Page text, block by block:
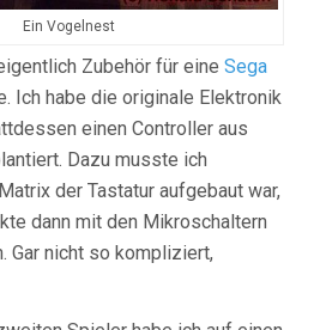
Ein Vogelnest
Zubehör für eine Sega
Ich habe die originale Elektronik
einen Controller aus
Dazu musste ich
der Tastatur aufgebaut war,
dann mit den Mikroschaltern
Gar nicht so kompliziert,